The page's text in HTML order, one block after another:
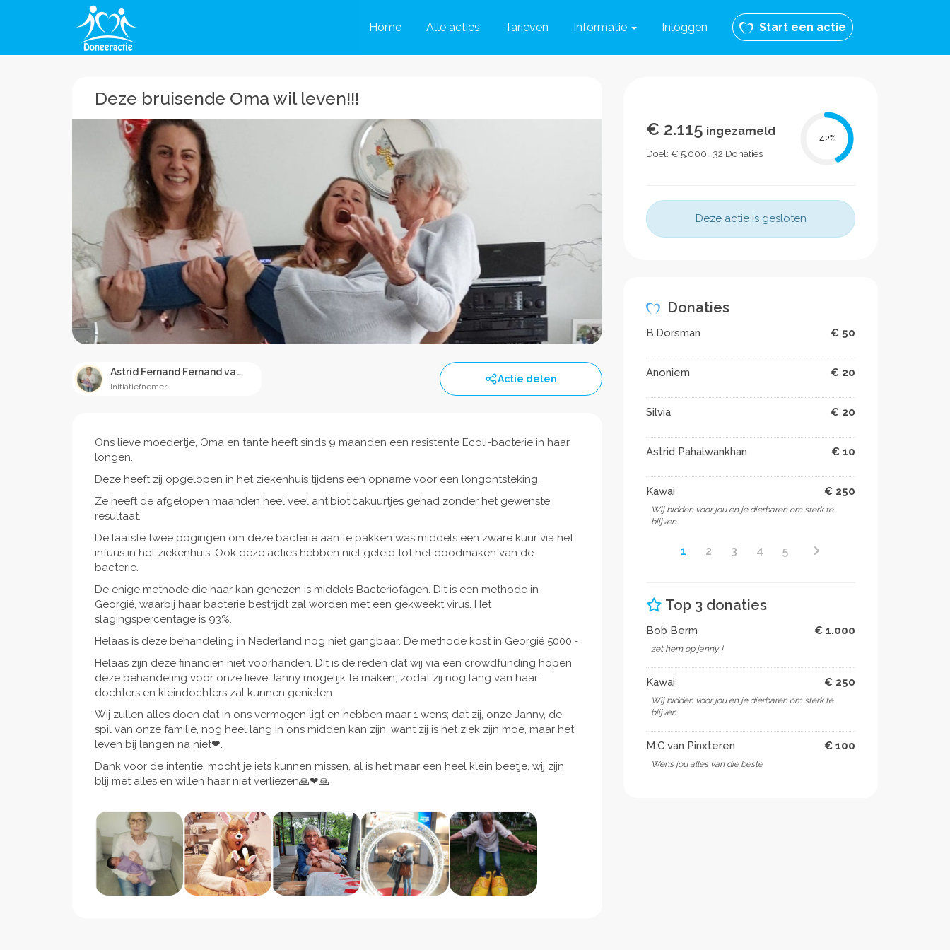
Home Alle acties Tarieven Informatie Inloggen Start een actie
Deze bruisende Oma wil leven!!!
Astrid Fernand Fernand van Keulen
Initiatiefnemer
Actie delen
Ons lieve moedertje, Oma en tante heeft sinds 9 maanden een resistente Ecoli-bacterie in haar
longen.
Deze heeft zij opgelopen in het ziekenhuis tijdens een opname voor een longontsteking.
Ze heeft de afgelopen maanden heel veel antibioticakuurtjes gehad zonder het gewenste
resultaat.
De laatste twee pogingen om deze bacterie aan te pakken was middels een zware kuur via het
infuus in het ziekenhuis. Ook deze acties hebben niet geleid tot het doodmaken van de
bacterie.
De enige methode die haar kan genezen is middels Bacteriofagen. Dit is een methode in
Georgië, waarbij haar bacterie bestrijdt zal worden met een gekweekt virus. Het
slagingspercentage is 93%.
Helaas is deze behandeling in Nederland nog niet gangbaar. De methode kost in Georgië 5000,-
Helaas zijn deze financiën niet voorhanden. Dit is de reden dat wij via een crowdfunding hopen
deze behandeling voor onze lieve Janny mogelijk te maken, zodat zij nog lang van haar
dochters en kleindochters zal kunnen genieten.
Wij zullen alles doen dat in ons vermogen ligt en hebben maar 1 wens; dat zij, onze Janny, de
spil van onze familie, nog heel lang in ons midden kan zijn, want zij is het ziek zijn moe, maar het
leven bij langen na niet❤.
Dank voor de intentie, mocht je iets kunnen missen, al is het maar een heel klein beetje, wij zijn
blij met alles en willen haar niet verliezen🙏❤🙏
€ 2.115 ingezameld
Doel: € 5.000 · 32 Donaties
42%
Deze actie is gesloten
Donaties
B.Dorsman € 50
Anoniem € 20
Silvia € 20
Astrid Pahalwankhan € 10
Kawai € 250
Wij bidden voor jou en je dierbaren om sterk te
blijven.
1 2 3 4 5
Top 3 donaties
Bob Berm € 1.000
zet hem op janny !
Kawai € 250
Wij bidden voor jou en je dierbaren om sterk te
blijven.
M.C van Pinxteren € 100
Wens jou alles van die beste